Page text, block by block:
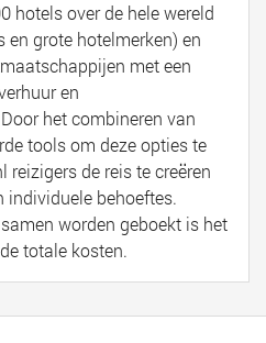
hotels over de hele wereld
grote hotelmerken) en
met een
en
het combineren van
tools om deze opties te
reizigers de reis te creëren
individuele behoeftes.
worden geboekt is het
totale kosten.